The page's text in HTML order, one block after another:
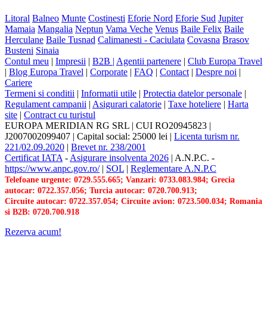
Litoral Balneo Munte Costinesti Eforie Nord Eforie Sud Jupiter
Mamaia Mangalia Neptun Vama Veche Venus Baile Felix Baile
Herculane Baile Tusnad Calimanesti - Caciulata Covasna Brasov
Busteni Sinaia
Contul meu | Impresii | B2B | Agentii partenere | Club Europa Travel
| Blog Europa Travel | Corporate | FAQ | Contact | Despre noi |
Cariere
Termeni si conditii | Informatii utile | Protectia datelor personale |
Regulament campanii | Asigurari calatorie | Taxe hoteliere | Harta
site | Contract cu turistul
EUROPA MERIDIAN RG SRL | CUI RO20945823 |
J2007002099407 | Capital social: 25000 lei | Licenta turism nr.
221/02.09.2020 | Brevet nr. 238/2001
Certificat IATA - Asigurare insolventa 2026 | A.N.P.C. -
https://www.anpc.gov.ro/| SOL | Reglementare A.N.P.C
Telefoane urgente: 0729.555.665; Vanzari: 0733.083.984; Grecia
autocar: 0722.357.056; Turcia autocar: 0720.700.913;
Circuite autocar: 0722.357.054; Circuite avion: 0723.500.034; Romania
si B2B: 0720.700.918
Rezerva acum!